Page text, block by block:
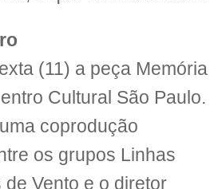
(11) a peça Memória
Cultural São Paulo.
coprodução
os grupos Linhas
Vento e o diretor